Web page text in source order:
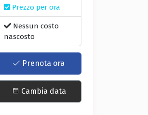
Prezzo per ora
Nessun costo
nascosto
Prenota ora
Cambia data